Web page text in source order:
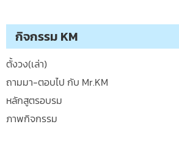
กิจกรรม KM
ตั้งวง(เล่า)
ถามมา-ตอบไป กับ Mr.KM
หลักสูตรอบรม
ภาพกิจกรรม